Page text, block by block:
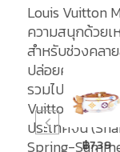
Louis Vuitton
ความสนุกด้วยเ
สำหรับช่วงคลา
ปล่อยคอลเล็กชั่
รวมไปถึงการจั
Vuitton ได้เลือ
ประเทศจีน (Shanghai,
Spring-Summer 2021 เพื่อถ่ายท
฿7,39
฿7,39